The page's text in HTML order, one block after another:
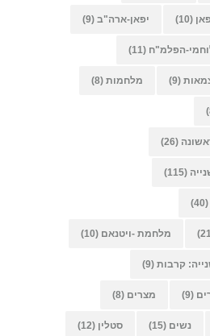
(10) יפאן-ארה"ב (9)
הפלמ"ח (11)
(9) מלחמות (8)
(26)
(115)
(40)
מלחמת -ויטנאם (10)
קרבות (9)
(9) מצרים (8)
נשים (15) סטלין (12)